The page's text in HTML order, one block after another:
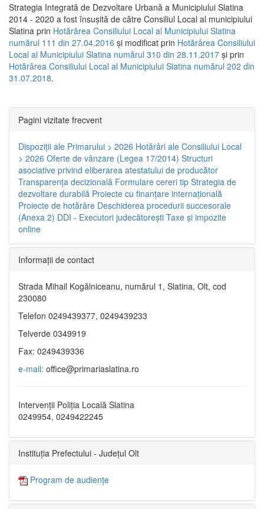
Strategia Integrată de Dezvoltare Urbană a Municipiului Slatina
2014 - 2020 a fost însuşită de către Consiliul Local al municipiului
Slatina prin Hotărârea Consiliului Local al Municipiului Slatina
numărul 111 din 27.04.2016 și modificat prin Hotărârea Consiliului
Local al Municipiului Slatina numărul 310 din 28.11.2017 și prin
Hotărârea Consiliului Local al Municipiului Slatina numărul 202 din
31.07.2018.
Pagini vizitate frecvent
Dispoziţii ale Primarului > 2026 Hotărâri ale Consiliului Local
> 2026 Oferte de vânzare (Legea 17/2014) Structuri
asociative privind eliberarea atestatului de producător
Transparenţa decizională Formulare cereri tip Strategia de
dezvoltare durabilă Proiecte cu finanţare internaţională
Proiecte de hotărâre Deschiderea procedurii succesorale
(Anexa 2) DDI - Executori judecătorești Taxe şi impozite
online
Informaţii de contact
Strada Mihail Kogălniceanu, numărul 1, Slatina, Olt, cod
230080
Telefon 0249439377, 0249439233
Telverde 0349919
Fax: 0249439336
e-mail: office@primariaslatina.ro
Intervenții Poliția Locală Slatina
0249954, 0249422245
Instituția Prefectului - Județul Olt
Program de audiențe